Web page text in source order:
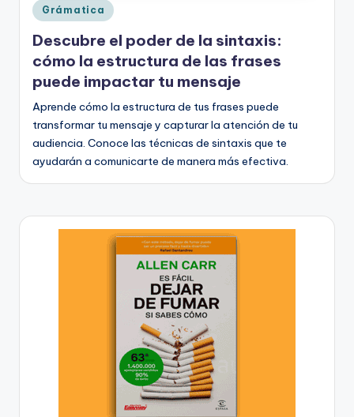
Publicado
en
Grámatica
Descubre el poder de la sintaxis:
cómo la estructura de las frases
puede impactar tu mensaje
Aprende cómo la estructura de tus frases puede
transformar tu mensaje y capturar la atención de tu
audiencia. Conoce las técnicas de sintaxis que te
ayudarán a comunicarte de manera más efectiva.